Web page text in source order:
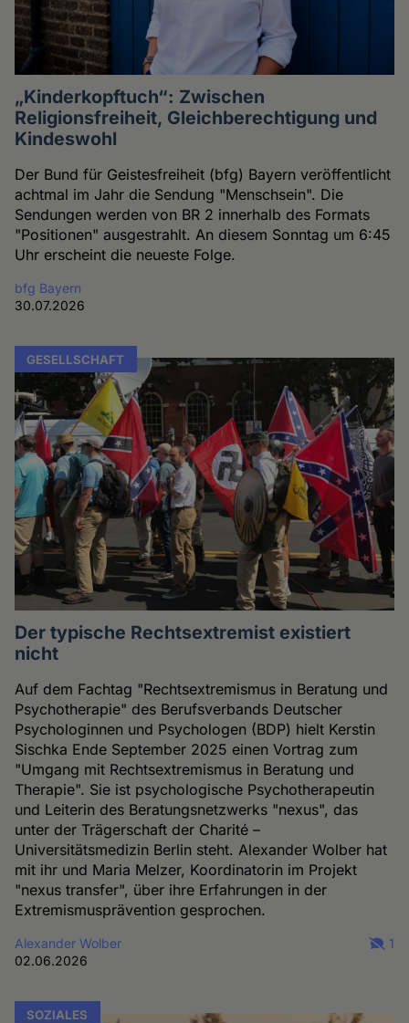
„Kinderkopftuch“: Zwischen
Religionsfreiheit, Gleichberechtigung und
Kindeswohl
Der Bund für Geistesfreiheit (bfg) Bayern veröffentlicht
achtmal im Jahr die Sendung "Menschsein". Die
Sendungen werden von BR 2 innerhalb des Formats
"Positionen" ausgestrahlt. An diesem Sonntag um 6:45
Uhr erscheint die neueste Folge.
bfg Bayern
30.07.2026
GESELLSCHAFT
Der typische Rechtsextremist existiert
nicht
Auf dem Fachtag "Rechtsextremismus in Beratung und
Psychotherapie" des Berufsverbands Deutscher
Psychologinnen und Psychologen (BDP) hielt Kerstin
Sischka Ende September 2025 einen Vortrag zum
"Umgang mit Rechtsextremismus in Beratung und
Therapie". Sie ist psychologische Psychotherapeutin
und Leiterin des Beratungsnetzwerks "nexus", das
unter der Trägerschaft der Charité –
Universitätsmedizin Berlin steht. Alexander Wolber hat
mit ihr und Maria Melzer, Koordinatorin im Projekt
"nexus transfer", über ihre Erfahrungen in der
Extremismusprävention gesprochen.
Alexander Wolber
02.06.2026
1
SOZIALES